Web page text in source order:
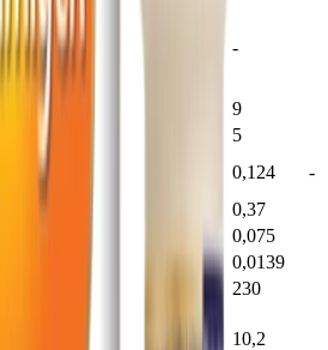
0,22 -
1,22
9
0,68
5
0,0169 0,124
-
0,051
0,37
0,075
0,0139
230
10,2